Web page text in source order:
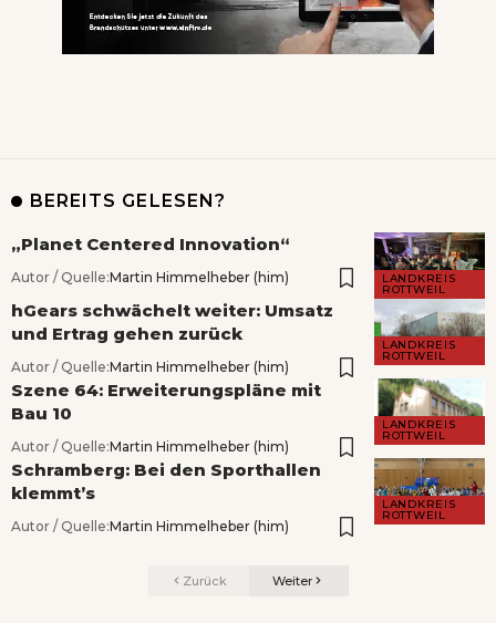
BEREITS GELESEN?
LANDKREIS
ROTTWEIL
„Planet Centered Innovation“
Autor / Quelle:Martin Himmelheber (him)
LANDKREIS
ROTTWEIL
hGears schwächelt weiter: Umsatz
und Ertrag gehen zurück
Autor / Quelle:Martin Himmelheber (him)
LANDKREIS
ROTTWEIL
Szene 64: Erweiterungspläne mit
Bau 10
Autor / Quelle:Martin Himmelheber (him)
LANDKREIS
ROTTWEIL
Schramberg: Bei den Sporthallen
klemmt’s
Autor / Quelle:Martin Himmelheber (him)
Zurück Weiter